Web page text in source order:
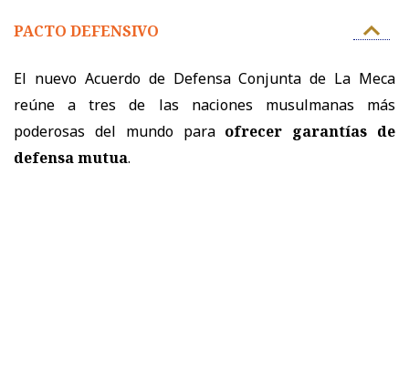
PACTO DEFENSIVO
El nuevo Acuerdo de Defensa Conjunta de La Meca
reúne a tres de las naciones musulmanas más
poderosas del mundo para ofrecer garantías de
defensa mutua.